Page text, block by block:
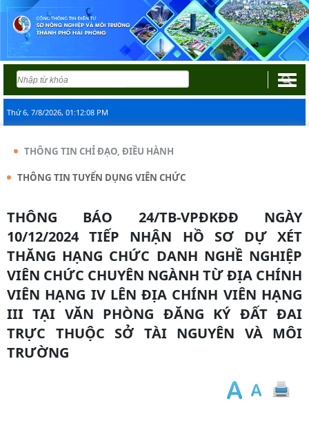
Thứ 6, 7/8/2026, 01:12:09 PM
THÔNG TIN CHỈ ĐẠO, ĐIỀU HÀNH
THÔNG TIN TUYỂN DỤNG VIÊN CHỨC
THÔNG BÁO 24/TB-VPĐKĐĐ NGÀY
10/12/2024 TIẾP NHẬN HỒ SƠ DỰ XÉT
THĂNG HẠNG CHỨC DANH NGHỀ NGHIỆP
VIÊN CHỨC CHUYÊN NGÀNH TỪ ĐỊA CHÍNH
VIÊN HẠNG IV LÊN ĐỊA CHÍNH VIÊN HẠNG
III TẠI VĂN PHÒNG ĐĂNG KÝ ĐẤT ĐAI
TRỰC THUỘC SỞ TÀI NGUYÊN VÀ MÔI
TRƯỜNG